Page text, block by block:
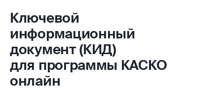
Ключевой
информационный
документ (КИД)
для программы КАСКО
онлайн